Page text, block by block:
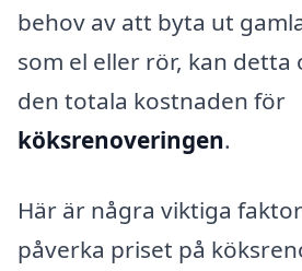
behov av att byta ut
som el eller rör, kan detta
den totala kostnaden för
köksrenoveringen.
Här är några viktiga
påverka priset på